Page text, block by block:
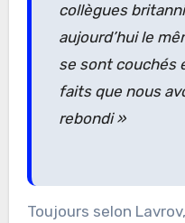
collègues
aujourd’hui le
se sont couchés
faits que nous
rebondi »
Toujours selon